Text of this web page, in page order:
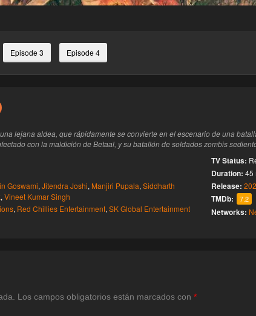
Episode 3 Episode 4
lejana aldea, que rápidamente se convierte en el escenario de una
con la maldición de Betaal, y su batallón de soldados zombis
Goswami, Jitendra Joshi, Manjiri Pupala, Siddharth
, Vineet Kumar Singh
, Red Chillies Entertainment, SK Global Entertainment
TV Status:
Duration: 45
Release:
TMDb: 7.2
Networks:
Los campos obligatorios están marcados con *